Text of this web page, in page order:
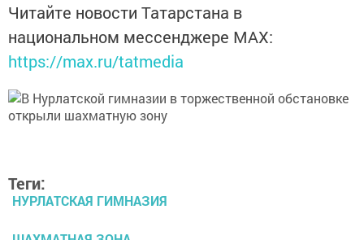
Читайте новости Татарстана в
национальном мессенджере MАХ:
https://max.ru/tatmedia
Теги:
НУРЛАТСКАЯ ГИМНАЗИЯ